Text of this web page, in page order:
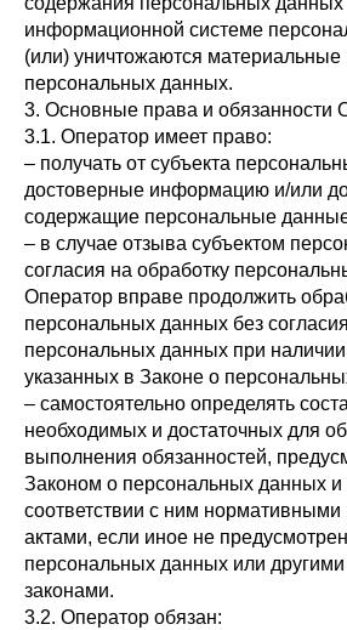
информационной системе
(или) уничтожаются материальные
персональных данных.
3. Основные права и обязанности
3.1. Оператор имеет право:
– получать от субъекта
достоверные информацию и/или
содержащие персональные
– в случае отзыва субъектом
согласия на обработку
Оператор вправе продолжить
персональных данных без
персональных данных при
указанных в Законе о
– самостоятельно определять
необходимых и достаточных для
выполнения обязанностей,
Законом о персональных данных
соответствии с ним
актами, если иное не
персональных данных или
законами.
3.2. Оператор обязан: